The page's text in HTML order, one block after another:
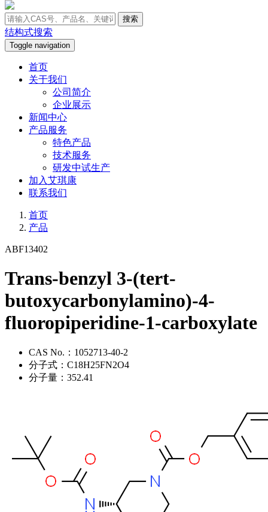
搜索
结构式搜索
Toggle navigation
首页
关于我们
公司简介
企业展示
新闻中心
产品服务
特色产品
技术服务
研发中试生产
加入艾琪康
联系我们
首页
产品
ABF13402
Trans-benzyl 3-(tert-
butoxycarbonylamino)-4-
fluoropiperidine-1-carboxylate
CAS No.： 1052713-40-2
分子式： C18H25FN2O4
分子量： 352.41